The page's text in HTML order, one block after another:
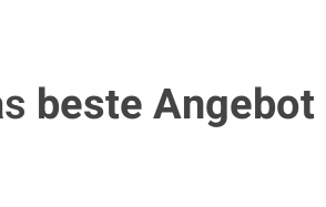
beste Angebot